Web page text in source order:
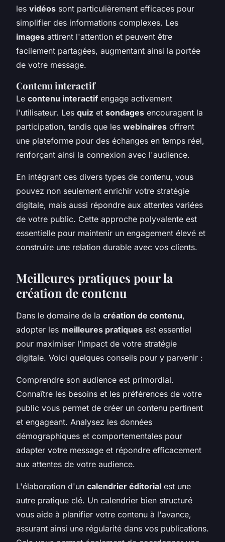
les vidéos sont particulièrement efficaces pour
simplifier des informations complexes. Les
images attirent l'attention et peuvent être
facilement partagées, augmentant ainsi la portée
de votre message.
Contenu interactif
Le contenu interactif engage activement
l'utilisateur. Les quiz et sondages encouragent la
participation, tandis que les webinaires offrent
une plateforme pour des échanges en temps réel,
renforçant ainsi la connexion avec l'audience.
En intégrant ces divers types de contenu, vous
pouvez non seulement enrichir votre stratégie
digitale, mais aussi répondre aux attentes variées
de votre public. Cette approche polyvalente est
essentielle pour maintenir un engagement élevé et
construire une relation durable avec vos clients.
Meilleures pratiques pour la
création de contenu
Dans le domaine de la création de contenu,
adopter les meilleures pratiques est essentiel
pour maximiser l'impact de votre stratégie
digitale. Voici quelques conseils pour y parvenir :
Comprendre son audience est primordial.
Connaître les besoins et les préférences de votre
public vous permet de créer un contenu pertinent
et engageant. Analysez les données
démographiques et comportementales pour
adapter votre message et répondre efficacement
aux attentes de votre audience.
L'élaboration d'un calendrier éditorial est une
autre pratique clé. Un calendrier bien structuré
vous aide à planifier votre contenu à l'avance,
assurant ainsi une régularité dans vos publications.